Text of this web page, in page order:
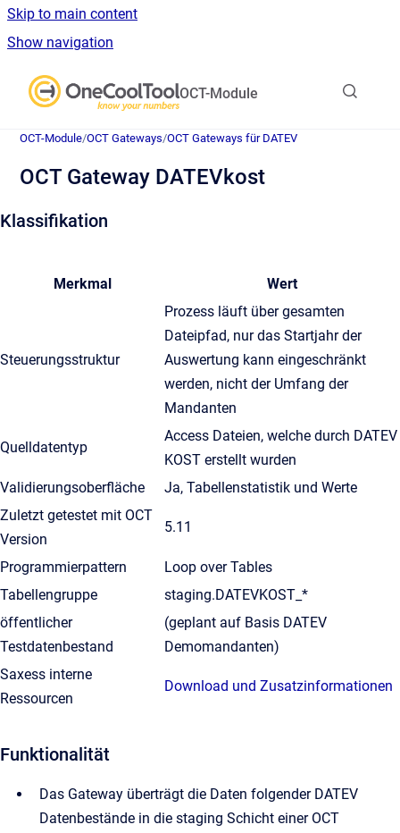
Skip to main content
Show navigation
OCT-Module
OCT-Module/OCT Gateways/OCT Gateways für DATEV
OCT Gateway DATEVkost
Klassifikation
Merkmal Wert
Steuerungsstruktur
Prozess läuft über gesamten
Dateipfad, nur das Startjahr der
Auswertung kann eingeschränkt
werden, nicht der Umfang der
Mandanten
Quelldatentyp
Access Dateien, welche durch DATEV
KOST erstellt wurden
Validierungsoberfläche
Ja, Tabellenstatistik und Werte
Zuletzt getestet mit OCT
Version
5.11
Programmierpattern
Loop over Tables
Tabellengruppe
staging.DATEVKOST_*
öffentlicher
Testdatenbestand
(geplant auf Basis DATEV
Demomandanten)
Saxess interne
Ressourcen
Download und Zusatzinformationen
Funktionalität
Das Gateway überträgt die Daten folgender DATEV
Datenbestände in die staging Schicht einer OCT